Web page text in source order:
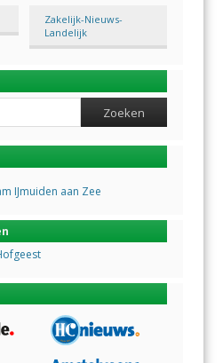
Zakelijk-Nieuws-
Landelijk
IJmuiden aan Zee